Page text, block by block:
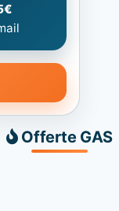
Offerte GAS